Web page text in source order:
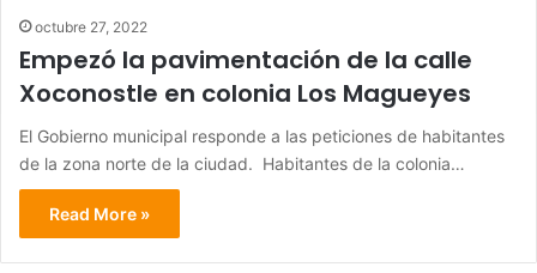
octubre 27, 2022
Empezó la pavimentación de la calle
Xoconostle en colonia Los Magueyes
El Gobierno municipal responde a las peticiones de habitantes
de la zona norte de la ciudad. Habitantes de la colonia…
Read More »